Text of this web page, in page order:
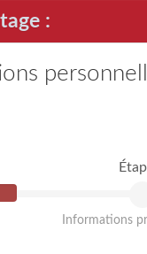
:
Informations